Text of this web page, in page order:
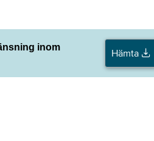
inom
Hämta